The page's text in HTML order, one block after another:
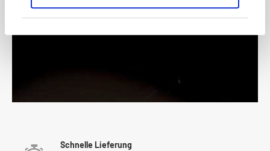
Mit der Anmeldung akzeptieren Sie unsere
Datenschutzbestimmungen. Alle Daten werden vertraulich
Schnelle Lieferung